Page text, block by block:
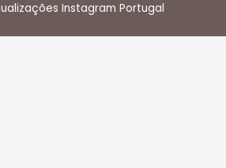
Instagram Portugal
completos